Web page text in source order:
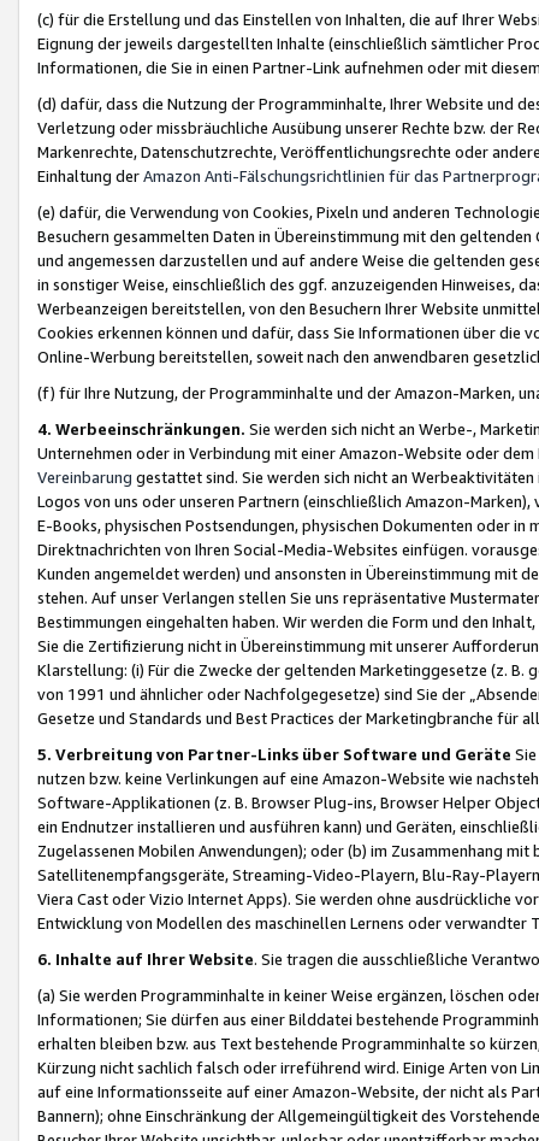
(c) für die Erstellung und das Einstellen von Inhalten, die auf Ihrer
Eignung der jeweils dargestellten Inhalte (einschließlich sämtlicher
Informationen, die Sie in einen Partner-Link aufnehmen oder mit
(d) dafür, dass die Nutzung der Programminhalte, Ihrer Website und
Verletzung oder missbräuchliche Ausübung unserer Rechte bzw. der
Markenrechte, Datenschutzrechte, Veröffentlichungsrechte oder
Einhaltung derAmazon Anti-Fälschungsrichtlinien für das
(e) dafür, die Verwendung von Cookies, Pixeln und anderen
Besuchern gesammelten Daten in Übereinstimmung mit den
und angemessen darzustellen und auf andere Weise die geltenden
in sonstiger Weise, einschließlich des ggf. anzuzeigenden Hinweises,
Werbeanzeigen bereitstellen, von den Besuchern Ihrer Website
Cookies erkennen können und dafür, dass Sie Informationen über die
Online-Werbung bereitstellen, soweit nach den anwendbaren
(f) für Ihre Nutzung, der Programminhalte und der Amazon-Marken,
4. Werbeeinschränkungen. Sie werden sich nicht an Werbe-,
Unternehmen oder in Verbindung mit einer Amazon-Website oder
Vereinbarung gestattet sind. Sie werden sich nicht an
Logos von uns oder unseren Partnern (einschließlich Amazon-
E-Books, physischen Postsendungen, physischen Dokumenten oder in
Direktnachrichten von Ihren Social-Media-Websites einfügen.
Kunden angemeldet werden) und ansonsten in Übereinstimmung mit
stehen. Auf unser Verlangen stellen Sie uns repräsentative
Bestimmungen eingehalten haben. Wir werden die Form und den
Sie die Zertifizierung nicht in Übereinstimmung mit unserer
Klarstellung: (i) Für die Zwecke der geltenden Marketinggesetze (z. B.
von 1991 und ähnlicher oder Nachfolgegesetze) sind Sie der
Gesetze und Standards und Best Practices der Marketingbranche für
5. Verbreitung von Partner-Links über Software und Geräte
nutzen bzw. keine Verlinkungen auf eine Amazon-Website wie
Software-Applikationen (z. B. Browser Plug-ins, Browser Helper
ein Endnutzer installieren und ausführen kann) und Geräten,
Zugelassenen Mobilen Anwendungen); oder (b) im Zusammenhang
Satellitenempfangsgeräte, Streaming-Video-Playern, Blu-Ray-
Viera Cast oder Vizio Internet Apps). Sie werden ohne ausdrückliche
Entwicklung von Modellen des maschinellen Lernens oder
6. Inhalte auf Ihrer Website. Sie tragen die ausschließliche
(a) Sie werden Programminhalte in keiner Weise ergänzen, löschen
Informationen; Sie dürfen aus einer Bilddatei bestehende
erhalten bleiben bzw. aus Text bestehende Programminhalte so
Kürzung nicht sachlich falsch oder irreführend wird. Einige Arten von
auf eine Informationsseite auf einer Amazon-Website, der nicht als
Bannern); ohne Einschränkung der Allgemeingültigkeit des